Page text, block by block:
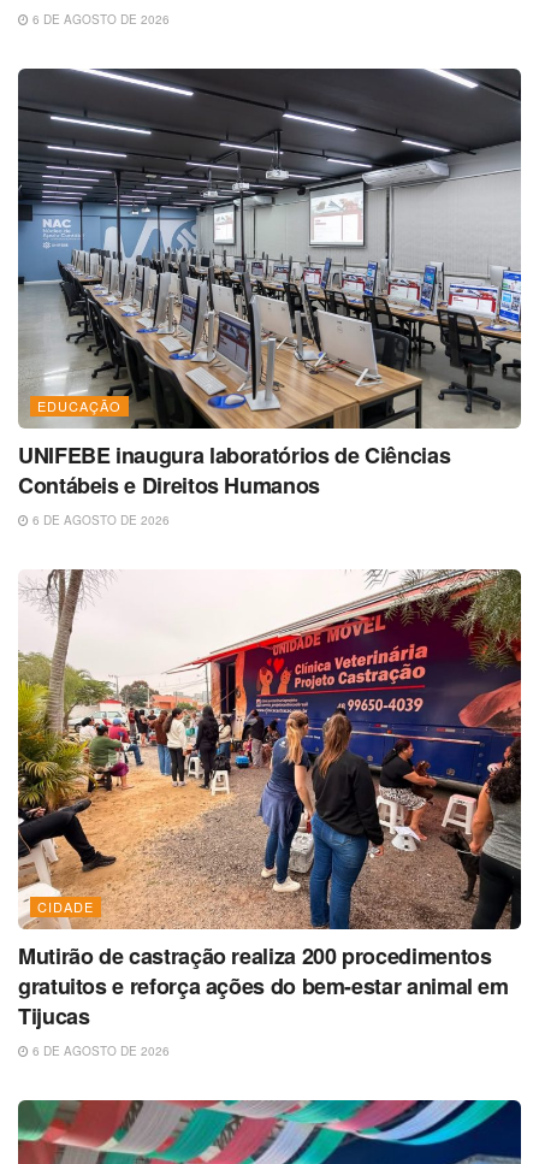
6 DE AGOSTO DE 2026
EDUCAÇÃO
UNIFEBE inaugura laboratórios de Ciências
Contábeis e Direitos Humanos
6 DE AGOSTO DE 2026
CIDADE
Mutirão de castração realiza 200 procedimentos
gratuitos e reforça ações do bem-estar animal em
Tijucas
6 DE AGOSTO DE 2026